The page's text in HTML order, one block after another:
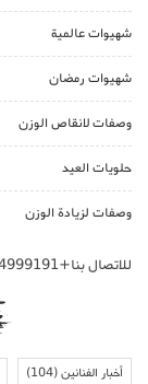
شهيوات عالمية
شهيوات رمضان
وصفات لانقاص الوزن
حلويات العيد
وصفات لزيادة الوزن
للاتصال بنا+212614999191
أخبار الفنانين(104)